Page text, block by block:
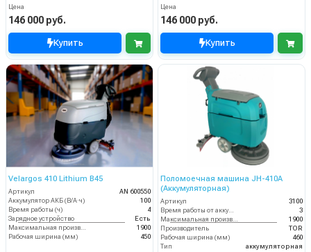
Цена
146 000 руб.
Купить
Цена
146 000 руб.
Купить
Velargos 410 Lithium B45
Артикул
AN 600550
Аккумулятор АКБ (В/А·ч)
100
Время работы (ч)
4
Зарядное устройство
Есть
Максимальная производительность (кв.м/час)
1900
Рабочая ширина (мм)
450
Поломоечная машина JH-410A
(Аккумуляторная)
Артикул
3100
Время работы от аккумуляторов (ч)
3
Максимальная производительность (кв.м/час)
1900
Производитель
TOR
Рабочая ширина (мм)
460
Тип
аккумуляторная